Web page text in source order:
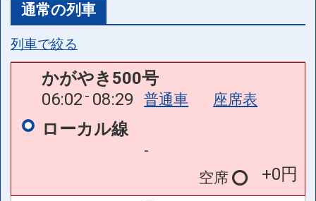
通常の列車
列車で絞る
かがやき500号
06:02 08:29 普通車 座席表
ローカル線
-
空席
+0円